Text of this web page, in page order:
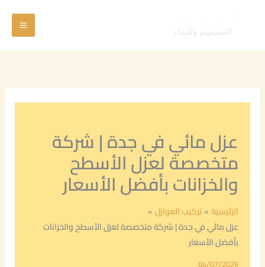
عزل مائي في جدة | شركة
متخصصة لعزل الأسطح
والخزانات بأفضل الأسعار
الرئيسية
تركيب العوازل
عزل مائي في جدة | شركة متخصصة لعزل الأسطح والخزانات
بأفضل الأسعار